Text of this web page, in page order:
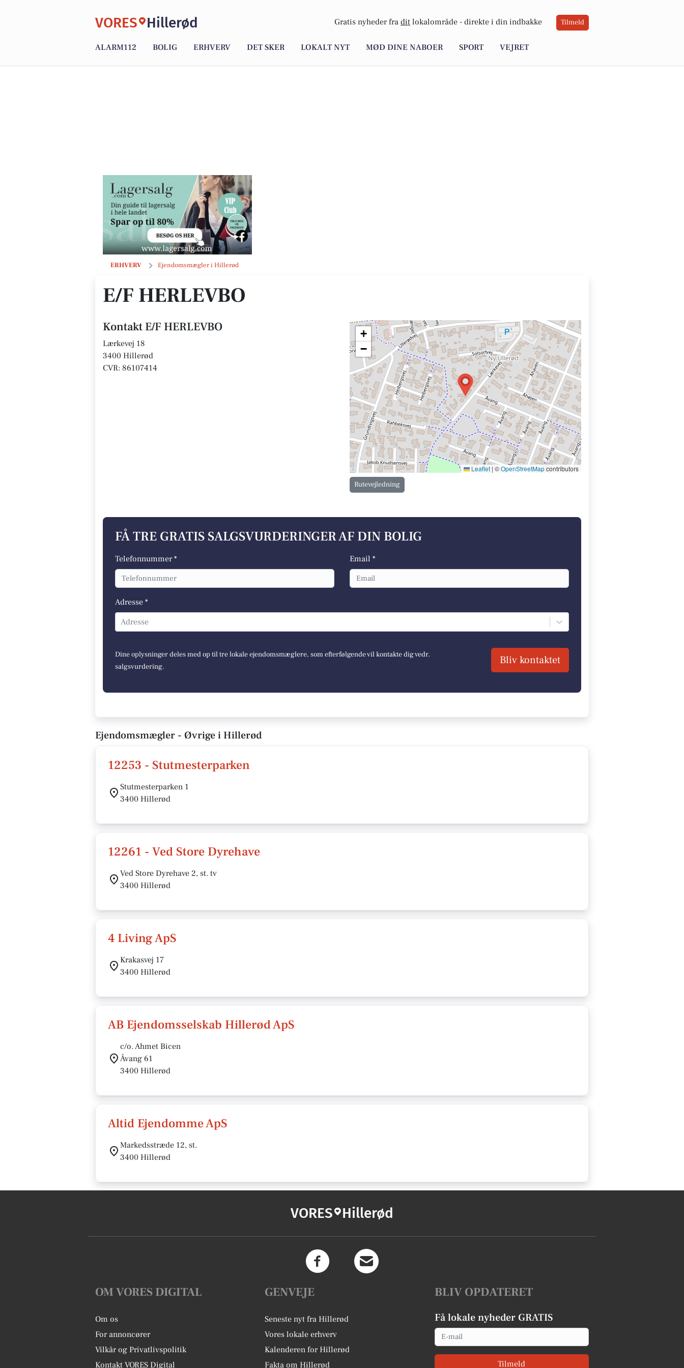
VORES Hillerød Gratis nyheder fra dit lokalområde - direkte i din indbakke Tilmeld
ALARM112 BOLIG ERHVERV DET SKER LOKALT NYT MØD DINE NABOER SPORT VEJRET
ERHVERV Ejendomsmægler i Hillerød
E/F HERLEVBO
E/F HERLEVBO
Kontakt E/F HERLEVBO
Lærkevej 18
3400 Hillerød
CVR: 86107414
+
−
Leaflet | ©OpenStreetMapcontributors
Rutevejledning
FÅ TRE GRATIS SALGSVURDERINGER AF DIN BOLIG
Telefonnummer * Email *
Adresse *
Adresse
Dine oplysninger deles med op til tre lokale ejendomsmæglere, som efterfølgende vil kontakte dig vedr.
salgsvurdering.
Bliv kontaktet
Ejendomsmægler - Øvrige i Hillerød
12253 - Stutmesterparken
Stutmesterparken 1
3400 Hillerød
12261 - Ved Store Dyrehave
Ved Store Dyrehave 2, st. tv
3400 Hillerød
4 Living ApS
Krakasvej 17
3400 Hillerød
AB Ejendomsselskab Hillerød ApS
c/o. Ahmet Bicen
Åvang 61
3400 Hillerød
Altid Ejendomme ApS
Markedsstræde 12, st.
3400 Hillerød
VORES Hillerød
OM VORES DIGITAL
Om os
For annoncører
Vilkår og Privatlivspolitik
Kontakt VORES Digital
GENVEJE
Seneste nyt fra Hillerød
Vores lokale erhverv
Kalenderen for Hillerød
Fakta om Hillerød
BLIV OPDATERET
Få lokale nyheder GRATIS
Email
Tilmeld